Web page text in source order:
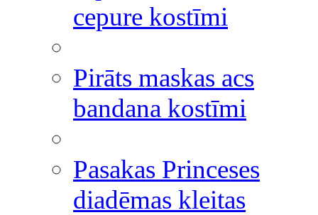
cepure kostīmi
Pirāts maskas acs
bandana kostīmi
Pasakas Princeses
diadēmas kleitas